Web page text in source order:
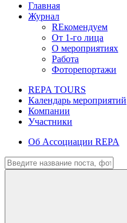
Главная
Журнал
REкомендуем
От 1-го лица
О мероприятиях
Работа
Фоторепортажи
REPA TOURS
Календарь мероприятий
Компании
Участники
Об Ассоциации REPA